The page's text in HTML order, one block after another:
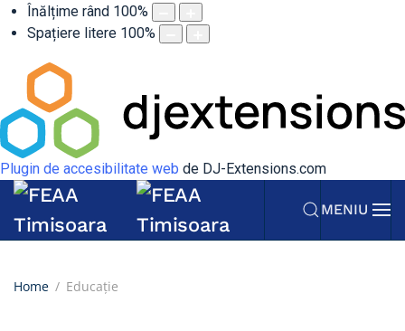
Înălțime rând 100%
Spațiere litere 100%
Plugin de accesibilitate web de DJ-Extensions.com
MENIU
Home Educație